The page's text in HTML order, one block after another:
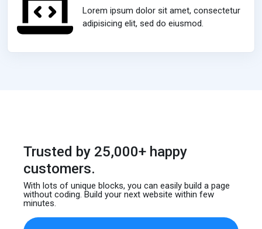
Lorem ipsum dolor sit amet, consectetur
adipisicing elit, sed do eiusmod.
Trusted by 25,000+ happy
customers.
With lots of unique blocks, you can easily builda page
without coding. Build your next websitewithin few
minutes.